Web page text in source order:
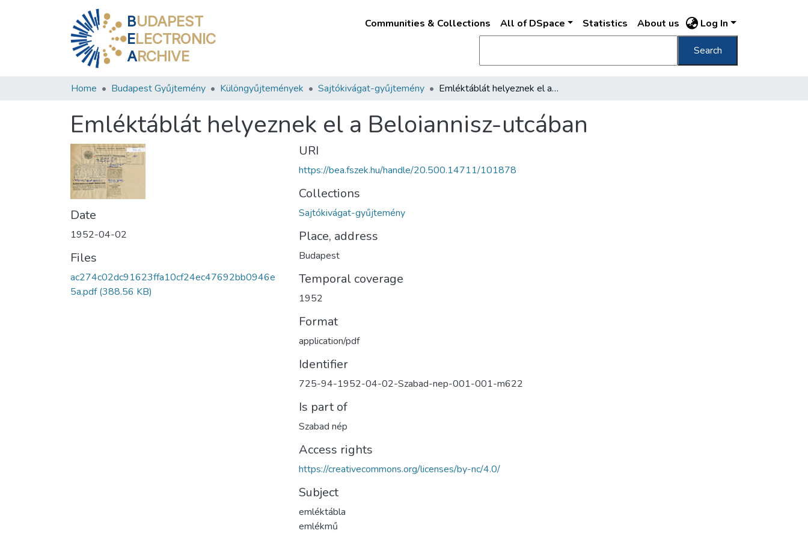
BUDAPEST
ELECTRONIC
ARCHIVE
Communities & Collections All of DSpace Statistics About us Log In
Search
Home Budapest Gyűjtemény Különgyűjtemények Sajtókivágat-gyűjtemény Emléktáblát helyeznek el a Beloiannisz-utcában
Emléktáblát helyeznek el a Beloiannisz-utcában
Date
1952-04-02
Files
ac274c02dc91623ffa10cf24ec47692bb0946e
5a.pdf(388.56 KB)
URI
https://bea.fszek.hu/handle/20.500.14711/101878
Collections
Sajtókivágat-gyűjtemény
Place, address
Budapest
Temporal coverage
1952
Format
application/pdf
Identifier
725-94-1952-04-02-Szabad-nep-001-001-m622
Is part of
Szabad nép
Access rights
https://creativecommons.org/licenses/by-nc/4.0/
Subject
emléktábla
emlékmű